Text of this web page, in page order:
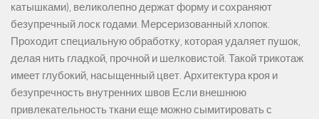
катышками), великолепно держат форму и сохраняют
безупречный лоск годами. Мерсеризованный хлопок.
Проходит специальную обработку, которая удаляет пушок,
делая нить гладкой, прочной и шелковистой. Такой трикотаж
имеет глубокий, насыщенный цвет. Архитектура кроя и
безупречность внутренних швов Если внешнюю
привлекательность ткани еще можно сымитировать с